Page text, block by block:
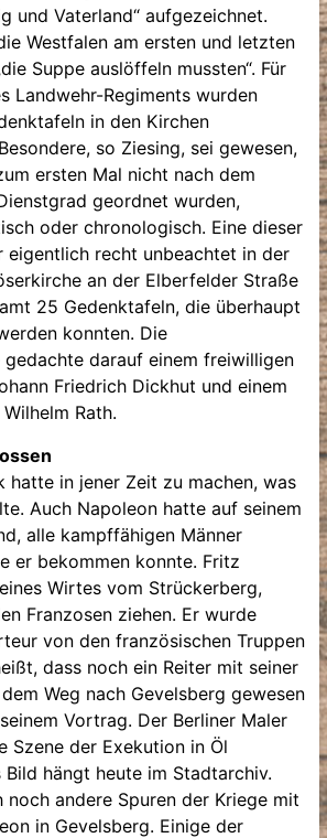
und Vaterland“ aufgezeichnet.
Westfalen am ersten und letzten
Suppe auslöffeln mussten“. Für
Landwehr-Regiments wurden
in den Kirchen
so Ziesing, sei gewesen,
ersten Mal nicht nach dem
geordnet wurden,
oder chronologisch. Eine dieser
eigentlich recht unbeachtet in der
an der Elberfelder Straße
25 Gedenktafeln, die überhaupt
konnten. Die
gedachte darauf einem freiwilligen
Friedrich Dickhut und einem
Rath.
hatte in jener Zeit zu machen, was
Auch Napoleon hatte auf seinem
alle kampffähigen Männer
er bekommen konnte. Fritz
Wirtes vom Strückerberg,
Franzosen ziehen. Er wurde
von den französischen Truppen
dass noch ein Reiter mit seiner
Weg nach Gevelsberg gewesen
Vortrag. Der Berliner Maler
Szene der Exekution in Öl
hängt heute im Stadtarchiv.
noch andere Spuren der Kriege mit
in Gevelsberg. Einige der